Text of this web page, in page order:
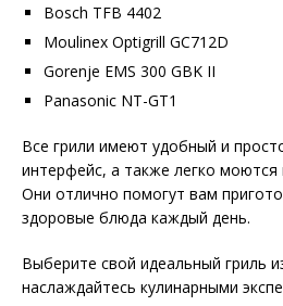
Bosch TFB 4402
Moulinex Optigrill GC712D
Gorenje EMS 300 GBK II
Panasonic NT-GT1
Все грили имеют удобный и
интерфейс, а также легко моются
Они отлично помогут вам
здоровые блюда каждый день.
Выберите свой идеальный гриль
наслаждайтесь кулинарными